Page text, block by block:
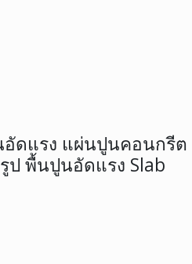
ดแรง แผ่นปูนคอนกรี
ป พื้นปูนอัดแรง Slab